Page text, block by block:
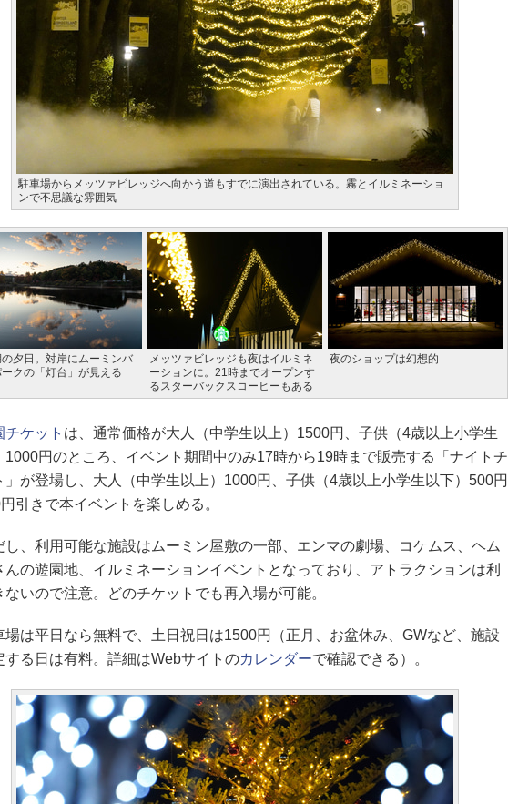
駐車場からメッツァビレッジへ向かう道もすでに演出されている。霧とイルミネーショ
ンで不思議な雰囲気
夕日。対岸にムーミンバ
クの「灯台」が見える
メッツァビレッジも夜はイルミネ
ーションに。21時までオープンす
るスターバックスコーヒーもある
夜のショップは幻想的
チケット は、通常価格が大人（中学生以上）1500円、子供（4歳以上小学生
1000円のところ、イベント期間中のみ17時から19時まで販売する「ナイトチ
」が登場し、大人（中学生以上）1000円、子供（4歳以上小学生以下）500円
引きで本イベントを楽しめる。
、利用可能な施設はムーミン屋敷の一部、エンマの劇場、コケムス、ヘム
んの遊園地、イルミネーションイベントとなっており、アトラクションは利
ないので注意。どのチケットでも再入場が可能。
は平日なら無料で、土日祝日は1500円（正月、お盆休み、GWなど、施設
する日は有料。詳細はWebサイトのカレンダーで確認できる）。